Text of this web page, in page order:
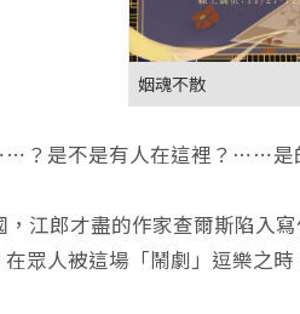
姻魂不散
？是不是有人在這裡？⋯⋯是
，江郎才盡的作家查爾斯陷入
在眾人被這場「鬧劇」逗樂之